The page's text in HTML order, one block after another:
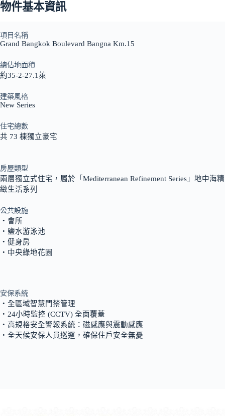
物件基本資訊
項目名稱
Grand Bangkok Boulevard Bangna Km.15
總佔地面積
約35-2-27.1萊
建築風格
New Series
住宅總數
共 73 棟獨立豪宅
房屋類型
兩層獨立式住宅，屬於「Mediterranean Refinement Series」地中海精
緻生活系列
公共設施
‧會所
‧鹽水游泳池
‧健身房
‧中央綠地花園
安保系統
‧全區域智慧門禁管理
‧24小時監控 (CCTV) 全面覆蓋
‧高規格安全警報系統：磁感應與震動感應
‧全天候安保人員巡邏，確保住戶安全無憂